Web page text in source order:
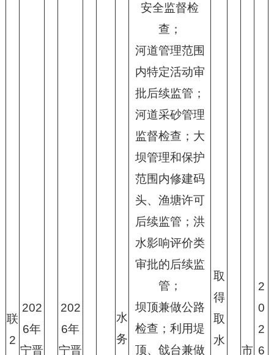
联
2
202
6年
宁晋
202
6年
宁晋
水
务
安全监督检
查；
河道管理范围
内特定活动审
批后续监管；
河道采砂管理
监督检查 ；大
坝管理和保护
范围内修建码
头、渔塘许可
后续监管；洪
水影响评价类
审批的后续监
管；
坝顶兼做公路
检查；利用堤
顶、戗台兼做
取
得
取
水
市
2
0
2
6